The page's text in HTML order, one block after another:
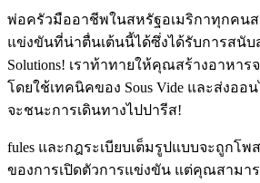
พ่อครัวมืออาชีพในสหรัฐอเมริกาทุกคนส
แข่งขันที่น่าตื่นเต้นนี้ได้ซึ่งได้รับการสนับ
Solutions! เราท้าทายให้คุณสร้างอาหา
โดยใช้เทคนิคของ Sous Vide และส่งอ
จะชนะการเดินทางไปปารีส!
fules และกฎระเบียบเต็มรูปแบบจะถูกโ
ของการเปิดตัวการแข่งขัน แต่คุณสามา